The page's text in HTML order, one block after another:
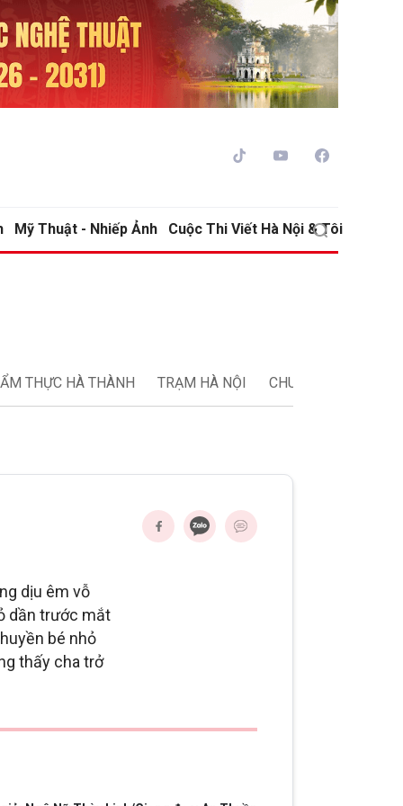
Mỹ Thuật - Nhiếp Ảnh Cuộc Thi Viết Hà Nội & Tôi
ẨM THỰC HÀ THÀNH TRẠM HÀ NỘI CHUYỆN NGƯỜI HÀ
dịu êm vỗ
dần trước mắt
bé nhỏ
thấy cha trở